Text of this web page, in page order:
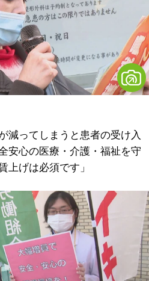
減ってしまうと患者の受け入
安心の医療・介護・福祉を守
上げは必須です」